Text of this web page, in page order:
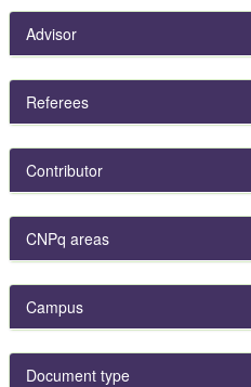
Advisor
Referees
Contributor
CNPq areas
Campus
Document type